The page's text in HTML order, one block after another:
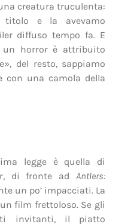
creatura truculenta:
e la avevamo
diffuso tempo fa. E
un horror è attribuito
del resto, sappiamo
con una camola della
legge è quella di
di fronte ad Antlers:
un po’ impacciati. La
film frettoloso. Se gli
invitanti, il piatto